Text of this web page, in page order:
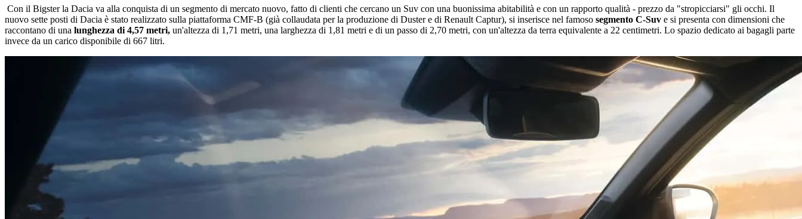
Con il Bigster la Dacia va alla conquista di un segmento di mercato nuovo, fatto di clienti che cercano un Suv con una buonissima abitabilità e con un rapporto qualità - prezzo da "stropicciarsi" gli occhi. Il
nuovo sette posti di Dacia è stato realizzato sulla piattaforma CMF-B (già collaudata per la produzione di Duster e di Renault Captur), si inserisce nel famoso segmento C-Suv e si presenta con dimensioni che
raccontano di una lunghezza di 4,57 metri, un'altezza di 1,71 metri, una larghezza di 1,81 metri e di un passo di 2,70 metri, con un'altezza da terra equivalente a 22 centimetri. Lo spazio dedicato ai bagagli parte
invece da un carico disponibile di 667 litri.